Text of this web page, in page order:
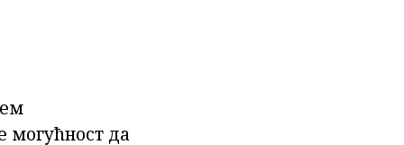
могућност да